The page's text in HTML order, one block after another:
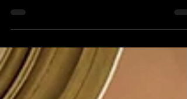
Roldán
El próximo sábado 25 de abril a las
el Teatro Sebastián Escudero de Roldán
vuelve a abrir sus puertas al flamenco
la última gala programada para el mes de
abril en esta primavera flamenca que la